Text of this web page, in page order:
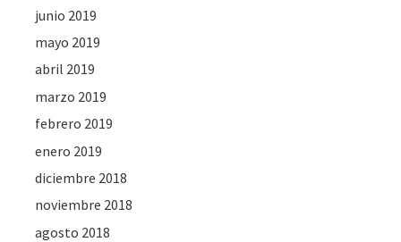
junio 2019
mayo 2019
abril 2019
marzo 2019
febrero 2019
enero 2019
diciembre 2018
noviembre 2018
agosto 2018